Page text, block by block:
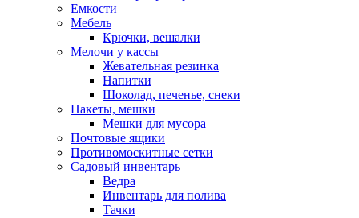
Емкости
Мебель
Крючки, вешалки
Мелочи у кассы
Жевательная резинка
Напитки
Шоколад, печенье, снеки
Пакеты, мешки
Мешки для мусора
Почтовые ящики
Противомоскитные сетки
Садовый инвентарь
Ведра
Инвентарь для полива
Тачки